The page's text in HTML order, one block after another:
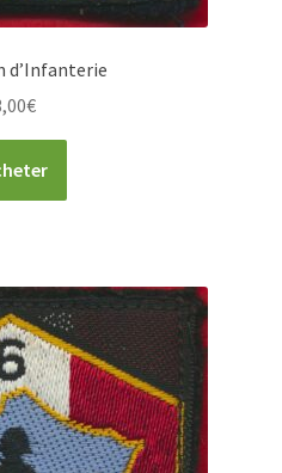
d’Infanterie
€